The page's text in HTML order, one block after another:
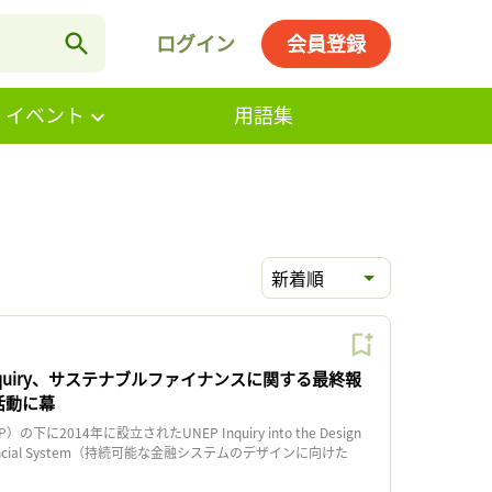
ログイン 会員登録
ベント 用語集
新着順
、サステナブルファイナンスに関する最終報
動に幕
の下に2014年に設立されたUNEP Inquiry into the Design
System（持続可能な金融システムのデザインに向けた